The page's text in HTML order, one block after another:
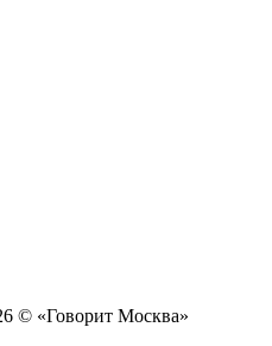
© «Говорит Москва»